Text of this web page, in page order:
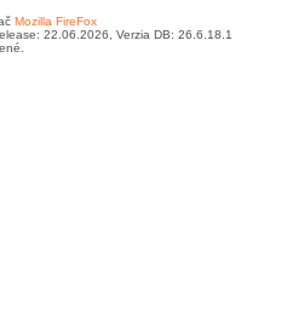
Mozilla FireFox
22.06.2026, Verzia DB: 26.6.18.1